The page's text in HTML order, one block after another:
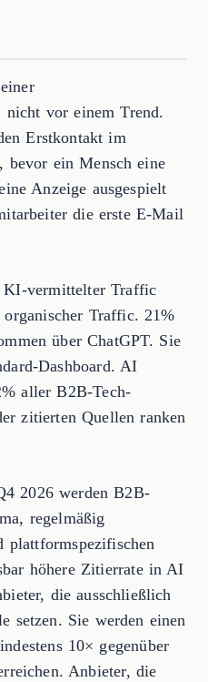
nicht vor einem Trend.
Erstkontakt im
bevor ein Mensch eine
Anzeige ausgespielt
die erste E-Mail
KI-vermittelter Traffic
Traffic. 21%
über ChatGPT. Sie
Dashboard. AI
aller B2B-Tech-
zitierten Quellen ranken
2026 werden B2B-
regelmäßig
plattformspezifischen
höhere Zitierrate in AI
die ausschließlich
setzen. Sie werden einen
10× gegenüber
Anbieter, die